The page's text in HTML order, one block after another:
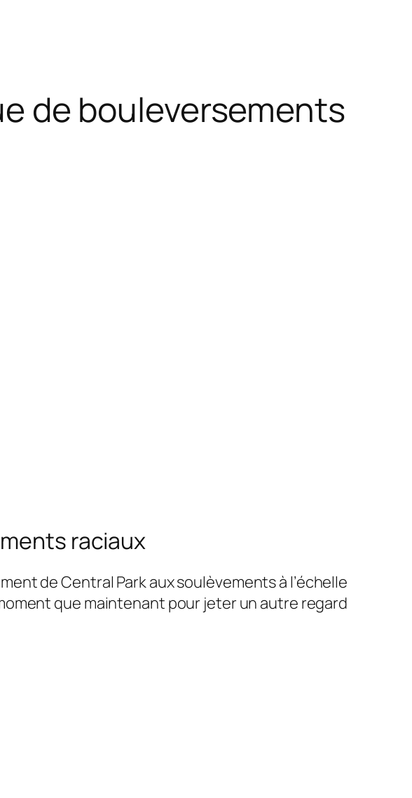
de bouleversements
raciaux
de Central Park aux soulèvements à l’échelle
que maintenant pour jeter un autre regard